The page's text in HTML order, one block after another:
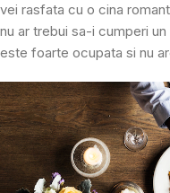
vei rasfata cu o cina
nu ar trebui sa-i cumperi
este foarte ocupata si nu